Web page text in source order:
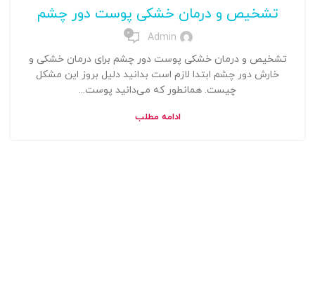
تشخیص و درمان خشکی پوست دور چشم
Admin
0
تشخیص و درمان خشکی پوست دور چشم برای درمان خشکی و
خارش دور چشم ابتدا لازم است بدانید دلیل بروز این مشکل
چیست. همانطور که می‌دانید پوست...
ادامه مطلب